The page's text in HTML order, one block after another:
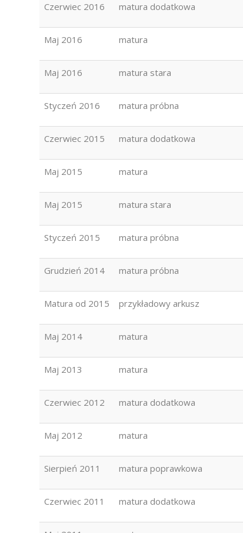
Czerwiec 2016 matura dodatkowa
Maj 2016 matura
Maj 2016 matura stara
Styczeń 2016 matura próbna
Czerwiec 2015 matura dodatkowa
Maj 2015 matura
Maj 2015 matura stara
Styczeń 2015 matura próbna
Grudzień 2014 matura próbna
Matura od 2015 przykładowy arkusz
Maj 2014 matura
Maj 2013 matura
Czerwiec 2012 matura dodatkowa
Maj 2012 matura
Sierpień 2011 matura poprawkowa
Czerwiec 2011 matura dodatkowa